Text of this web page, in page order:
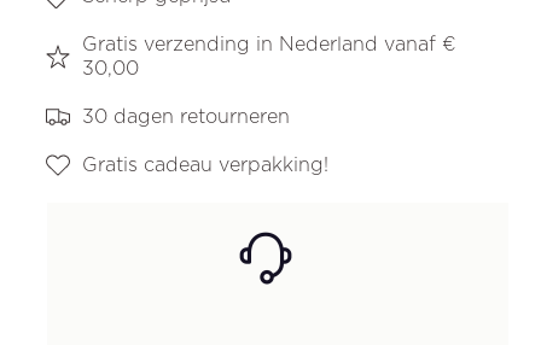
Gratis verzending in Nederland vanaf €
30,00
30 dagen retourneren
Gratis cadeau verpakking!